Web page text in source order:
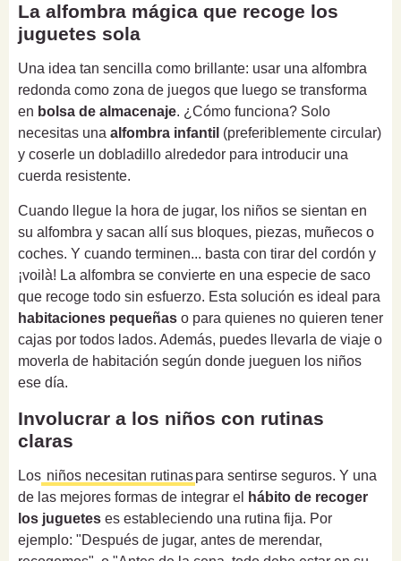
La alfombra mágica que recoge los
juguetes sola
Una idea tan sencilla como brillante: usar una alfombra
redonda como zona de juegos que luego se transforma
en bolsa de almacenaje. ¿Cómo funciona? Solo
necesitas una alfombra infantil (preferiblemente circular)
y coserle un dobladillo alrededor para introducir una
cuerda resistente.
Cuando llegue la hora de jugar, los niños se sientan en
su alfombra y sacan allí sus bloques, piezas, muñecos o
coches. Y cuando terminen... basta con tirar del cordón y
¡voilà! La alfombra se convierte en una especie de saco
que recoge todo sin esfuerzo. Esta solución es ideal para
habitaciones pequeñas o para quienes no quieren tener
cajas por todos lados. Además, puedes llevarla de viaje o
moverla de habitación según donde jueguen los niños
ese día.
Involucrar a los niños con rutinas
claras
Los niños necesitan rutinaspara sentirse seguros. Y una
de las mejores formas de integrar el
hábito de recoger
los juguetes es estableciendo una rutina fija. Por
ejemplo: "Después de jugar, antes de merendar,